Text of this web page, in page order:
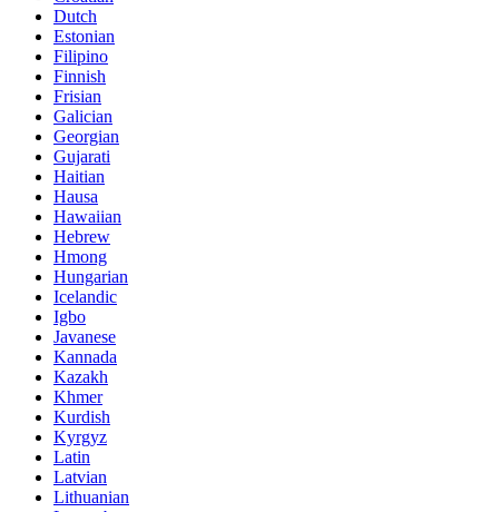
Dutch
Estonian
Filipino
Finnish
Frisian
Galician
Georgian
Gujarati
Haitian
Hausa
Hawaiian
Hebrew
Hmong
Hungarian
Icelandic
Igbo
Javanese
Kannada
Kazakh
Khmer
Kurdish
Kyrgyz
Latin
Latvian
Lithuanian